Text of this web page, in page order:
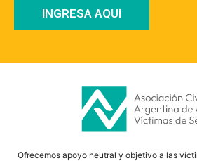
INGRESA AQUÍ
Ofrecemos apoyo neutral y objetivo a las